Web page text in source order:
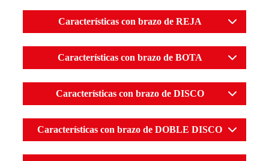
Características con brazo de REJA
Características con brazo de BOTA
Características con brazo de DISCO
Características con brazo de DOBLE DISCO